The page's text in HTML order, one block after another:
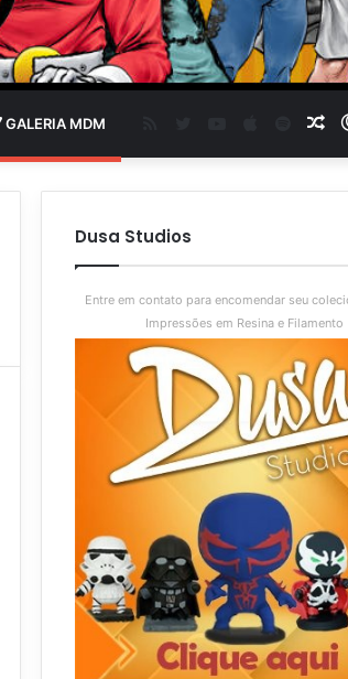
GALERIA MDM
Dusa Studios
Entre em contato para encomendar seu
Impressões em Resina e Filamento